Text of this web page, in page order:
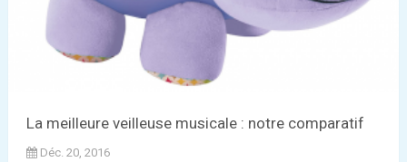
La meilleure veilleuse musicale : notre comparatif
Déc. 20, 2016